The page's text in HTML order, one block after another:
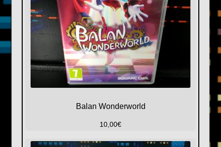
Balan Wonderworld
10,00€